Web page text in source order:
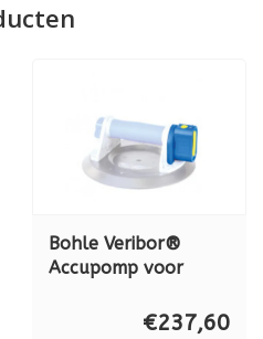
Bohle Veribor®
Accupomp voor
601 en 601G. BO
€237,60